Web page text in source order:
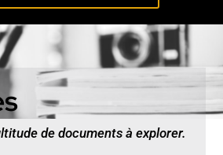
de documents à explorer.